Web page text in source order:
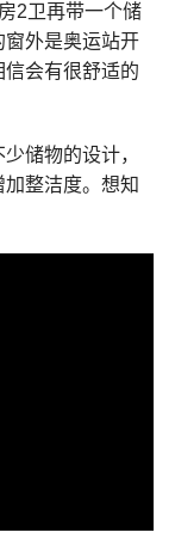
2卫再带一个储
外是奥运站开
会有很舒适的
储物的设计，
整洁度。想知